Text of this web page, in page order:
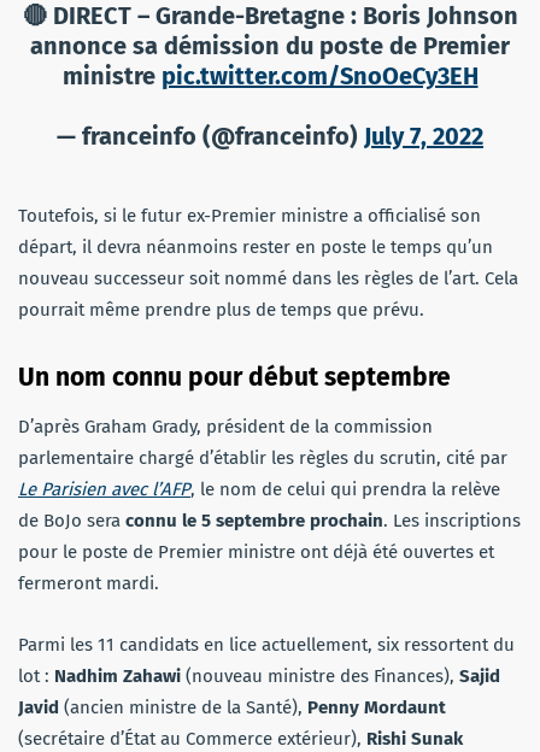
🔴 DIRECT – Grande-Bretagne : Boris Johnson
annonce sa démission du poste de Premier
ministre pic.twitter.com/SnoOeCy3EH
— franceinfo (@franceinfo) July 7, 2022
Toutefois, si le futur ex-Premier ministre a officialisé son
départ, il devra néanmoins rester en poste le temps qu’un
nouveau successeur soit nommé dans les règles de l’art. Cela
pourrait même prendre plus de temps que prévu.
Un nom connu pour début septembre
D’après Graham Grady, président de la commission
parlementaire chargé d’établir les règles du scrutin, cité par
Le Parisien avec l’AFP, le nom de celui qui prendra la relève
de BoJo sera connu le 5 septembre prochain. Les inscriptions
pour le poste de Premier ministre ont déjà été ouvertes et
fermeront mardi.
Parmi les 11 candidats en lice actuellement, six ressortent du
lot : Nadhim Zahawi (nouveau ministre des Finances), Sajid
Javid (ancien ministre de la Santé), Penny Mordaunt
(secrétaire d’État au Commerce extérieur), Rishi Sunak